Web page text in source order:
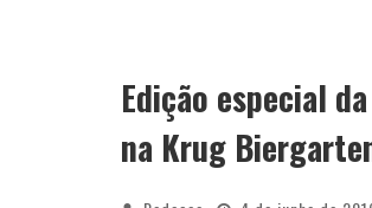
Edição especial
na Krug